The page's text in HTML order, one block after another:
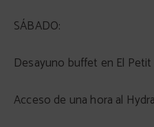
SÁBADO:
Desayuno buffet en El
Acceso de una hora al